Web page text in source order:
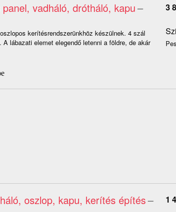
vadháló, drótháló, kapu–
kerítésrendszerünkhöz készülnek. 4 szál
lábazati elemet elegendő letenni a földre, de akár
3
oszlop, kapu, kerítés építés–
1